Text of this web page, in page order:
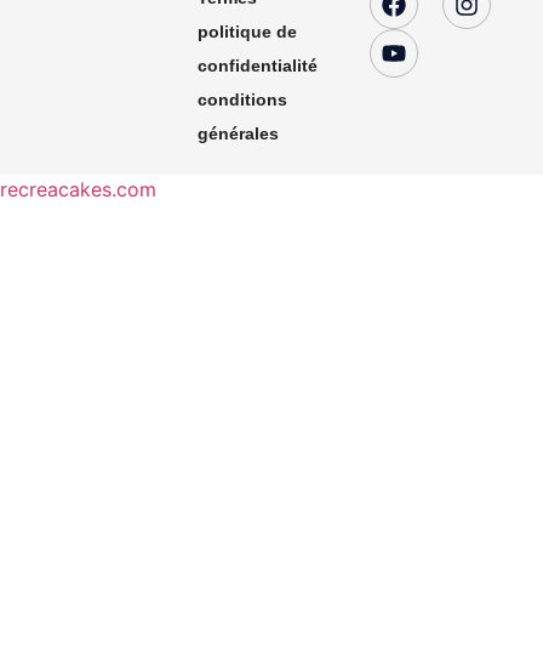
politique de
confidentialité
conditions
générales
recreacakes.com